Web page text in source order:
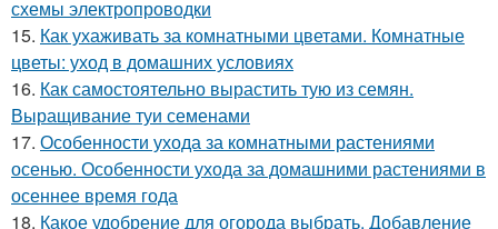
схемы электропроводки
15. Как ухаживать за комнатными цветами. Комнатные
цветы: уход в домашних условиях
16. Как самостоятельно вырастить тую из семян.
Выращивание туи семенами
17. Особенности ухода за комнатными растениями
осенью. Особенности ухода за домашними растениями в
осеннее время года
18. Какое удобрение для огорода выбрать. Добавление